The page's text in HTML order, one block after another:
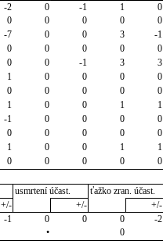
-2 0 -1 1 0
0 0 0 0 0
-7 0 0 3 -1
0 0 0 0 0
0 0 -1 3 3
1 0 0 0 0
0 0 0 0 0
1 0 0 1 1
-1 0 0 0 0
0 0 0 0 0
1 0 0 1 1
0 0 0 0 0
usmrtení účast. ťažko zran. účast.
+/-
+/- +/-
-1 0 0 0 -2
• 0